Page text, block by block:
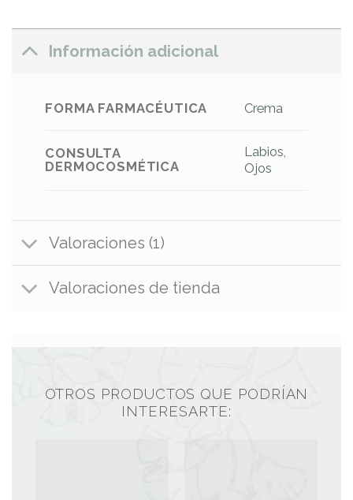
Información adicional
FORMA FARMACÉUTICA Crema
CONSULTA
DERMOCOSMÉTICA
Labios,
Ojos
Valoraciones (1)
Valoraciones de tienda
OTROS PRODUCTOS QUE PODRÍAN
INTERESARTE: